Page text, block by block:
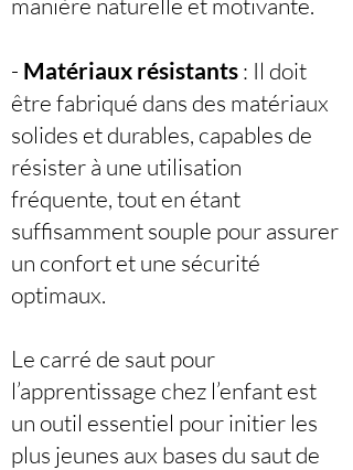
- Matériaux résistants : Il doit
être fabriqué dans des matériaux
solides et durables, capables de
résister à une utilisation
fréquente, tout en étant
suffisamment souple pour assurer
un confort et une sécurité
optimaux.
Le carré de saut pour
l’apprentissage chez l’enfant est
un outil essentiel pour initier les
plus jeunes aux bases du saut de